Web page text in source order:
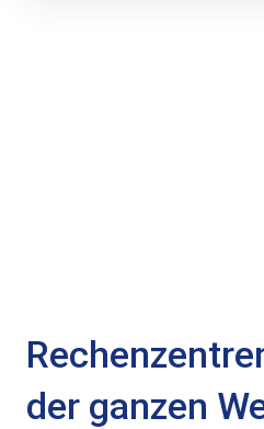
der ganzen